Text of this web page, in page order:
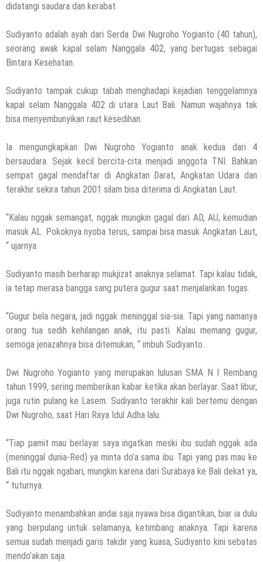
didatangi saudara dan kerabat.
Sudiyanto adalah ayah dari Serda Dwi Nugroho Yogianto (40 tahun),
seorang awak kapal selam Nanggala 402, yang bertugas sebagai
Bintara Kesehatan.
Sudiyanto tampak cukup tabah menghadapi kejadian tenggelamnya
kapal selam Nanggala 402 di utara Laut Bali. Namun wajahnya tak
bisa menyembunyikan raut kesedihan.
Ia mengungkapkan Dwi Nugroho Yogianto anak kedua dari 4
bersaudara. Sejak kecil bercita-cita menjadi anggota TNI. Bahkan
sempat gagal mendaftar di Angkatan Darat, Angkatan Udara dan
terakhir sekira tahun 2001 silam bisa diterima di Angkatan Laut.
“Kalau nggak semangat, nggak mungkin gagal dari AD, AU, kemudian
masuk AL. Pokoknya nyoba terus, sampai bisa masuk Angkatan Laut,
“ ujarnya.
Sudiyanto masih berharap mukjizat anaknya selamat. Tapi kalau tidak,
ia tetap merasa bangga sang putera gugur saat menjalankan tugas.
“Gugur bela negara, jadi nggak meninggal sia-sia. Tapi yang namanya
orang tua sedih kehilangan anak, itu pasti. Kalau memang gugur,
semoga jenazahnya bisa ditemukan, “ imbuh Sudiyanto.
Dwi Nugroho Yogianto yang merupakan lulusan SMA N I Rembang
tahun 1999, sering memberikan kabar ketika akan berlayar. Saat libur,
juga rutin pulang ke Lasem. Sudiyanto terakhir kali bertemu dengan
Dwi Nugroho, saat Hari Raya Idul Adha lalu.
“Tiap pamit mau berlayar saya ingatkan meski ibu sudah nggak ada
(meninggal dunia-Red) ya minta do’a sama ibu. Tapi yang pas mau ke
Bali itu nggak ngabari, mungkin karena dari Surabaya ke Bali dekat ya,
“ tuturnya.
Sudiyanto menambahkan andai saja nyawa bisa digantikan, biar ia dulu
yang berpulang untuk selamanya, ketimbang anaknya. Tapi karena
semua sudah menjadi garis takdir yang kuasa, Sudiyanto kini sebatas
mendo’akan saja.